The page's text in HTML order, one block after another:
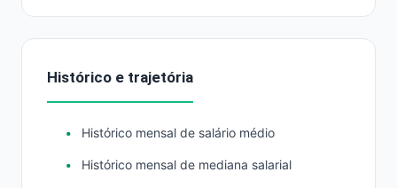
Histórico e trajetória
Histórico mensal de salário médio
Histórico mensal de mediana salarial